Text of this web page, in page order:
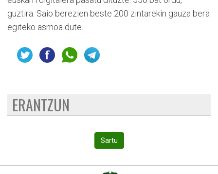
guztira. Saio berezien beste 200 zintarekin gauza bera
egiteko asmoa dute.
ERANTZUN
Sartu